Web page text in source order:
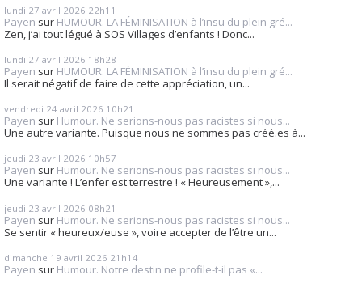
lundi 27 avril 2026 22h11
Payen sur HUMOUR. LA FÉMINISATION à l’insu du plein gré...
Zen, j’ai tout légué à SOS Villages d’enfants ! Donc...
lundi 27 avril 2026 18h28
Payen sur HUMOUR. LA FÉMINISATION à l’insu du plein gré...
Il serait négatif de faire de cette appréciation, un...
vendredi 24 avril 2026 10h21
Payen sur Humour. Ne serions-nous pas racistes si nous...
Une autre variante. Puisque nous ne sommes pas créé.es à...
jeudi 23 avril 2026 10h57
Payen sur Humour. Ne serions-nous pas racistes si nous...
Une variante ! L’enfer est terrestre ! « Heureusement »,...
jeudi 23 avril 2026 08h21
Payen sur Humour. Ne serions-nous pas racistes si nous...
Se sentir « heureux/euse », voire accepter de l’être un...
dimanche 19 avril 2026 21h14
Payen sur Humour. Notre destin ne profile-t-il pas «...